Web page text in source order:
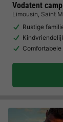
Vodatent
Limousin, Saint
Rustige